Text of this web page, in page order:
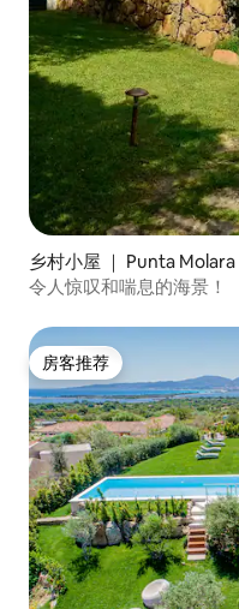
乡村小屋 ｜ Punta Molara
令人惊叹和喘息的海景！
房客推荐
房客推荐